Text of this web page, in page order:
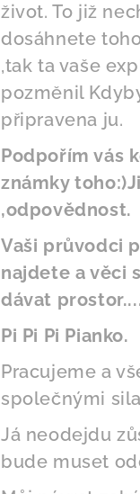
život. To již
dosáhnete
,tak ta vaše
pozměnil
připravena ju.
Podpořím vás
známky
,odpovědnost.
Vaši průvodci
najdete a věci
dávat
Pi Pi Pi Pianko.
Pracujeme a
společnými
Já neodejdu
bude muset